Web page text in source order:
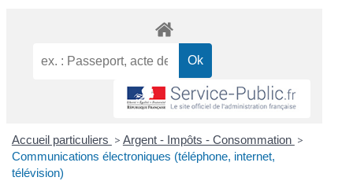
Accueil particuliers > Argent - Impôts - Consommation >
Communications électroniques (téléphone, internet,
télévision)